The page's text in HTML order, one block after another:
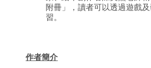
附冊」，讀者可以透過遊戲
習。
作者簡介